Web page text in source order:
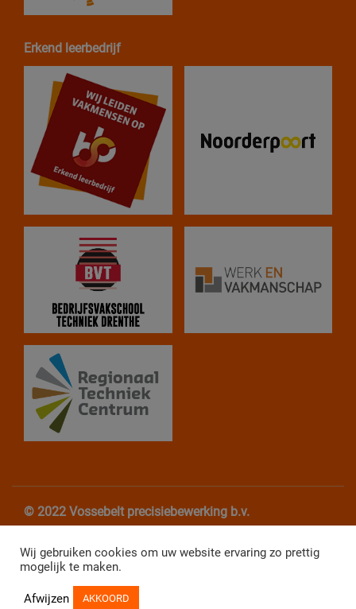
Wij gebruiken cookies om uw website ervaring zo prettig
mogelijk te maken.
Afwijzen AKKOORD
Erkend leerbedrijf
© 2022 Vossebelt precisiebewerking b.v.
Algemene Voorwaarden
Privacy verklaring